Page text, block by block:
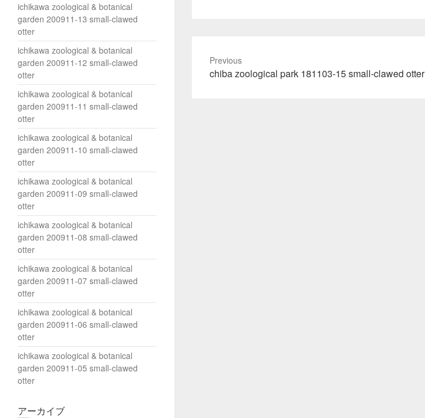
e
r
で
共
Previous
Previous
chiba zoological park 181103-15 small-clawed otter
ichikawa zoological & botanical
garden 200911-13 small-clawed
otter
ichikawa zoological & botanical
garden 200911-12 small-clawed
otter
ichikawa zoological & botanical
garden 200911-11 small-clawed
otter
ichikawa zoological & botanical
garden 200911-10 small-clawed
otter
ichikawa zoological & botanical
garden 200911-09 small-clawed
otter
ichikawa zoological & botanical
garden 200911-08 small-clawed
otter
ichikawa zoological & botanical
garden 200911-07 small-clawed
otter
ichikawa zoological & botanical
garden 200911-06 small-clawed
otter
ichikawa zoological & botanical
garden 200911-05 small-clawed
otter
アーカイブ